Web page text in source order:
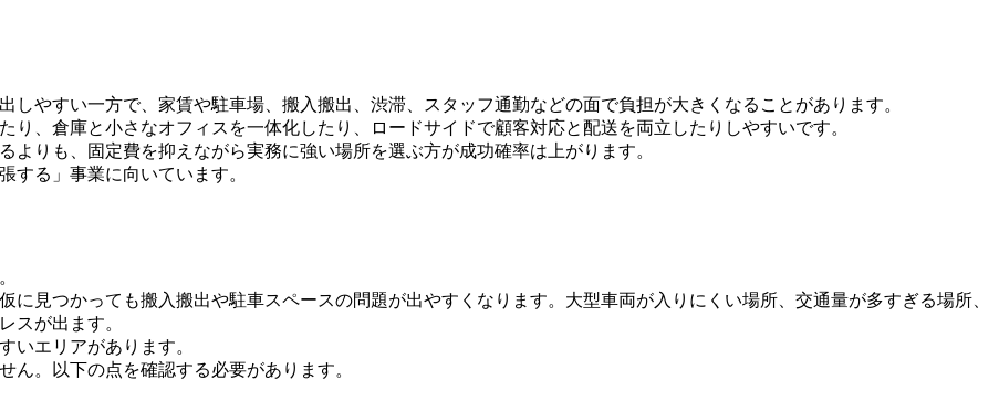
やすい一方で、家賃や駐車場、搬入搬出、渋滞、スタッフ通勤などの面で負担が大きくなることがあります。
、倉庫と小さなオフィスを一体化したり、ロードサイドで顧客対応と配送を両立したりしやすいです。
りも、固定費を抑えながら実務に強い場所を選ぶ方が成功確率は上がります。
する」事業に向いています。
見つかっても搬入搬出や駐車スペースの問題が出やすくなります。大型車両が入りにくい場所、交通量が多すぎる場所、
スが出ます。
いエリアがあります。
ん。以下の点を確認する必要があります。